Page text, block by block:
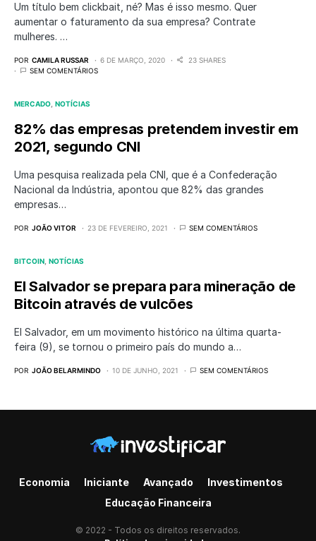
Um título bem clickbait, né? Mas é isso mesmo. Quer
aumentar o faturamento da sua empresa? Contrate
mulheres. …
POR CAMILA RUSSAR 6 DE MARÇO, 2020
23 SHARES
SEM COMENTÁRIOS
MERCADO NOTÍCIAS
82% das empresas pretendem investir em
2021, segundo CNI
Uma pesquisa realizada pela CNI, que é a Confederação
Nacional da Indústria, apontou que 82% das grandes
empresas…
POR JOÃO VITOR 23 DE FEVEREIRO, 2021 SEM COMENTÁRIOS
BITCOIN NOTÍCIAS
El Salvador se prepara para mineração de
Bitcoin através de vulcões
El Salvador, em um movimento histórico na última quarta-
feira (9), se tornou o primeiro país do mundo a…
POR JOÃO BELARMINDO 10 DE JUNHO, 2021 SEM COMENTÁRIOS
Economia Iniciante Avançado
Investimentos
Educação Financeira
© 2022 - Todos os direitos reservados.